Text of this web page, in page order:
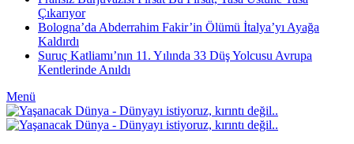
Çıkarıyor
Bologna’da Abderrahim Fakir’in Ölümü İtalya’yı Ayağa
Kaldırdı
Suruç Katliamı’nın 11. Yılında 33 Düş Yolcusu Avrupa
Kentlerinde Anıldı
Menü